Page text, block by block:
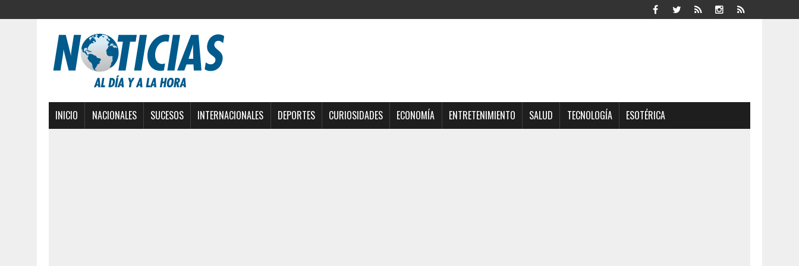
INICIO NACIONALES SUCESOS INTERNACIONALES DEPORTES CURIOSIDADES ECONOMÍA ENTRETENIMIENTO SALUD TECNOLOGÍA ESOTÉRICA